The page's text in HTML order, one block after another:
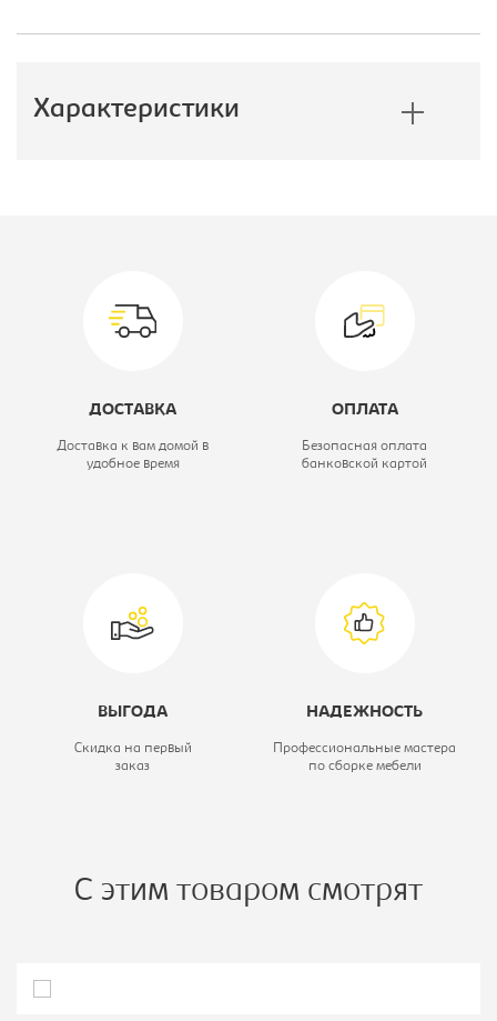
Характеристики
Цветовое решение: крафт серый
Коллекция:
ДОСТАВКА
Доставка к вам домой в
удобное время
ОПЛАТА
Безопасная оплата
банковской картой
ВЫГОДА
Скидка на первый
заказ
НАДЕЖНОСТЬ
Профессиональные мастера
по сборке мебели
С этим товаром смотрят